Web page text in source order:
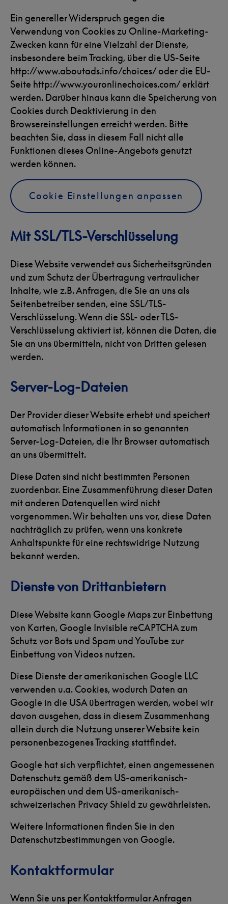
Ein genereller Widerspruch gegen die
Verwendung von Cookies zu Online-Marketing-
Zwecken kann für eine Vielzahl der Dienste,
insbesondere beim Tracking, über die US-Seite
http://www.aboutads.info/choices/oder die EU-
Seite http://www.youronlinechoices.com/erklärt
werden. Darüber hinaus kann die Speicherung von
Cookies durch Deaktivierung in den
Browsereinstellungen erreicht werden. Bitte
beachten Sie, dass in diesem Fall nicht alle
Funktionen dieses Online-Angebots genutzt
werden können.
Cookie Einstellungen anpassen
Mit SSL/TLS-Verschlüsselung
Diese Website verwendet aus Sicherheitsgründen
und zum Schutz der Übertragung vertraulicher
Inhalte, wie z.B. Anfragen, die Sie an uns als
Seitenbetreiber senden, eine SSL/TLS-
Verschlüsselung. Wenn die SSL- oder TLS-
Verschlüsselung aktiviert ist, können die Daten, die
Sie an uns übermitteln, nicht von Dritten gelesen
werden.
Server-Log-Dateien
Der Provider dieser Website erhebt und speichert
automatisch Informationen in so genannten
Server-Log-Dateien, die Ihr Browser automatisch
an uns übermittelt.
Diese Daten sind nicht bestimmten Personen
zuordenbar. Eine Zusammenführung dieser Daten
mit anderen Datenquellen wird nicht
vorgenommen. Wir behalten uns vor, diese Daten
nachträglich zu prüfen, wenn uns konkrete
Anhaltspunkte für eine rechtswidrige Nutzung
bekannt werden.
Dienste von Drittanbietern
Diese Website kann Google Maps zur Einbettung
von Karten, Google Invisible reCAPTCHA zum
Schutz vor Bots und Spam und YouTube zur
Einbettung von Videos nutzen.
Diese Dienste der amerikanischen Google LLC
verwenden u.a. Cookies, wodurch Daten an
Google in die USA übertragen werden, wobei wir
davon ausgehen, dass in diesem Zusammenhang
allein durch die Nutzung unserer Website kein
personenbezogenes Tracking stattfindet.
Google hat sich verpflichtet, einen angemessenen
Datenschutz gemäß dem US-amerikanisch-
europäischen und dem US-amerikanisch-
schweizerischen Privacy Shield zu gewährleisten.
Weitere Informationen finden Sie in den
Datenschutzbestimmungen von Google.
Kontaktformular
Wenn Sie uns per Kontaktformular Anfragen